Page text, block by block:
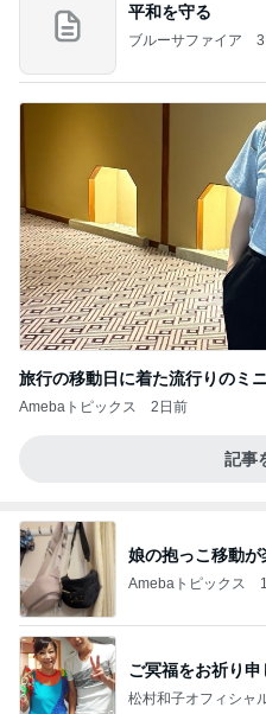
平和を守る
ブルーサファイア
旅行の移動日に着た流行りのミ
Amebaトピックス 2日前
記事
娘の抱っこ移動
Amebaトピックス
ご冥福をお祈り
松村和子オフィシャ